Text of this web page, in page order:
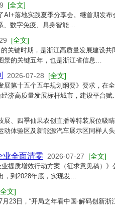
[全文]
落地实践夏季分享会。继首期发布
、数字免疫、具身智能…
[全文]
关键时期，是浙江高质量发展建设共
景的关键五年，也是浙江省信息…
2026-07-28 [全文]
第十五个五年规划纲要》要求，在
经济高质量发展标杆城市，建设平台
展、四季仙果农创直播等特装展位吸
动体验区及新能源汽车展示区同样人头
业全面清零 2026-07-27 [全文]
提质增效行动方案（征求意见稿）》
到2028年底，实现发…
文]
23日，“开局之年看中国·解码创新浙